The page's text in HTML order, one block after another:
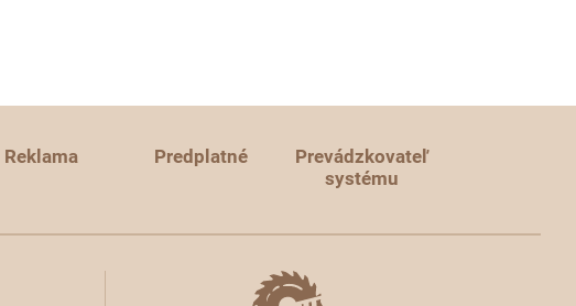
Reklama Predplatné
Prevádzkovateľ
systému